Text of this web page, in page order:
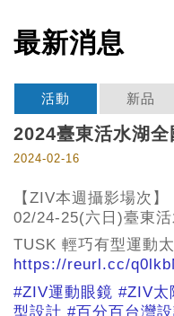
最新消息
活動 新品
2024臺東活水湖
2024-02-16
【ZIV本週攝影場次】
02/24-25(六日)臺東
TUSK 輕巧有型運動
https://reurl.cc/
#ZIV運動眼鏡 #ZIV太
型設計 #百分百台灣